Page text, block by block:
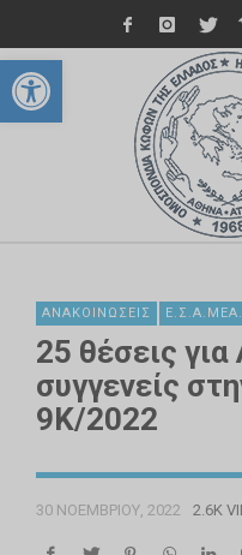
Ανοίξτε τη γραμμή εργαλείων
ΑΝΑΚΟΙΝΏΣΕΙΣ Ε.Σ.Α.ΜΕΑ.
25 θέσεις
συγγενείς
9Κ/2022
30 ΝΟΕΜΒΡΊΟΥ, 2022 2.6K